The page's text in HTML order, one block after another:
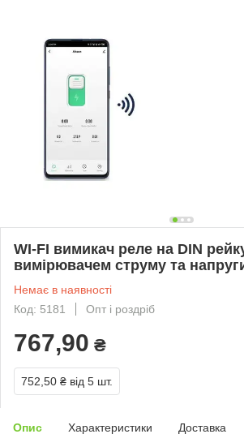
WI-FI вимикач реле на DIN
вимірювачем струму та
Немає в наявності
Код: 5181
Опт і роздріб
767,90 ₴
752,50 ₴ від 5 шт.
Опис Характеристики Доставка